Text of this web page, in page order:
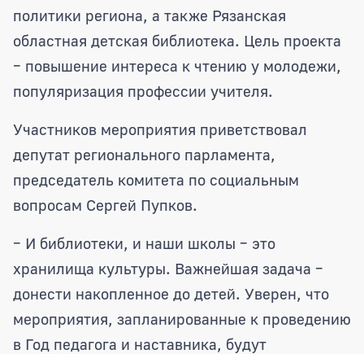
политики региона, а также Рязанская
областная детская библиотека. Цель проекта
– повышение интереса к чтению у молодежи,
популяризация профессии учителя.
Участников мероприятия приветствовал
депутат регионального парламента,
председатель комитета по социальным
вопросам Сергей Пупков.
– И библиотеки, и наши школы – это
хранилища культуры. Важнейшая задача –
донести накопленное до детей. Уверен, что
мероприятия, запланированные к проведению
в Год педагога и наставника, будут